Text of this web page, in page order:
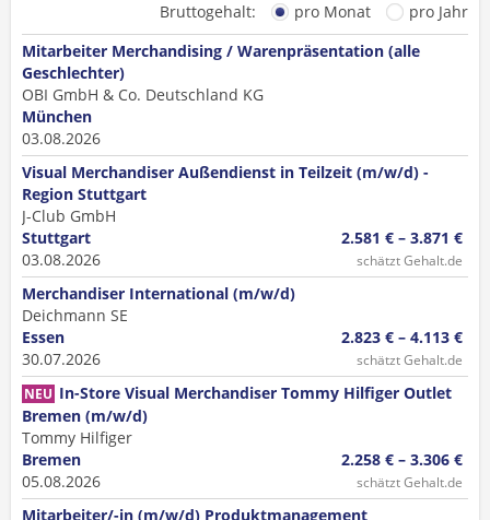
Bruttogehalt: pro Monat
pro Jahr
Mitarbeiter Merchandising / Warenpräsentation (alle
Geschlechter)
OBI GmbH & Co. Deutschland KG
München
03.08.2026
Visual Merchandiser Außendienst in Teilzeit (m/w/d) -
Region Stuttgart
J-Club GmbH
Stuttgart
03.08.2026
2.581 € – 3.871 €
schätzt Gehalt.de
Merchandiser International (m/w/d)
Deichmann SE
Essen
30.07.2026
2.823 € – 4.113 €
schätzt Gehalt.de
NEU In-Store Visual Merchandiser Tommy Hilfiger Outlet
Bremen (m/w/d)
Tommy Hilfiger
Bremen
05.08.2026
2.258 € – 3.306 €
schätzt Gehalt.de
Mitarbeiter/-in (m/w/d) Produktmanagement